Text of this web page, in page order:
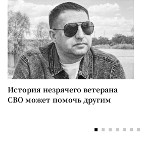
История незрячего ветерана
СВО может помочь другим